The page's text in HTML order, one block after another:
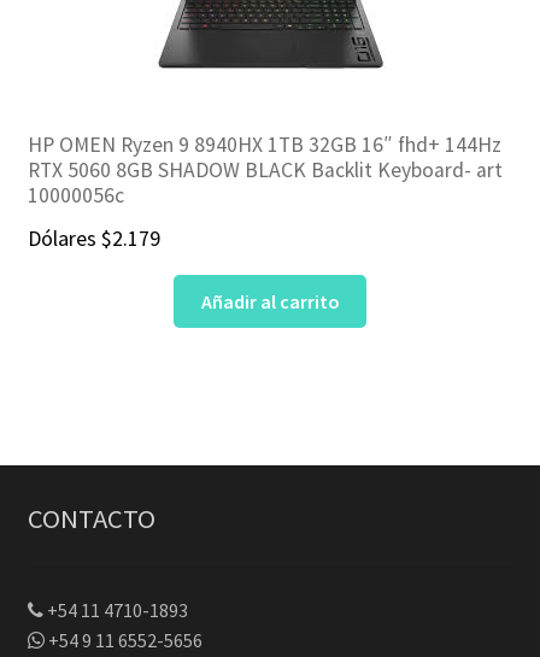
HP OMEN Ryzen 9 8940HX 1TB 32GB 16″ fhd+ 144Hz
RTX 5060 8GB SHADOW BLACK Backlit Keyboard- art
10000056c
Dólares $2.179
Añadir al carrito
CONTACTO
+54 11 4710-1893
+54 9 11 6552-5656